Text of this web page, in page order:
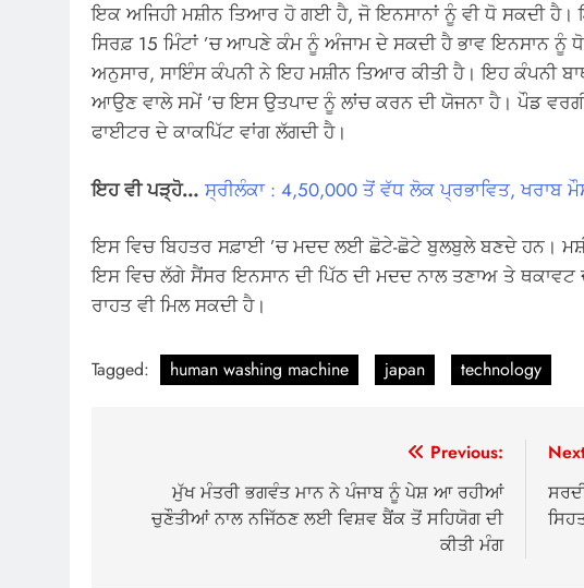
ਇਕ ਅਜਿਹੀ ਮਸ਼ੀਨ ਤਿਆਰ ਹੋ ਗਈ ਹੈ, ਜੋ ਇਨਸਾਨਾਂ ਨੂੰ ਵੀ ਧੋ ਸਕਦੀ
ਸਿਰਫ਼ 15 ਮਿੰਟਾਂ ’ਚ ਆਪਣੇ ਕੰਮ ਨੂੰ ਅੰਜਾਮ ਦੇ ਸਕਦੀ ਹੈ ਭਾਵ ਇਨਸਾਨ ਨੂੰ
ਅਨੁਸਾਰ, ਸਾਇੰਸ ਕੰਪਨੀ ਨੇ ਇਹ ਮਸ਼ੀਨ ਤਿਆਰ ਕੀਤੀ ਹੈ। ਇਹ ਕੰਪਨੀ
ਆਉਣ ਵਾਲੇ ਸਮੇਂ ’ਚ ਇਸ ਉਤਪਾਦ ਨੂੰ ਲਾਂਚ ਕਰਨ ਦੀ ਯੋਜਨਾ ਹੈ। ਪੌਡ
ਫਾਈਟਰ ਦੇ ਕਾਕਪਿੱਟ ਵਾਂਗ ਲੱਗਦੀ ਹੈ।
ਇਹ ਵੀ ਪੜ੍ਹੋ… ਸ੍ਰੀਲੰਕਾ : 4,50,000 ਤੋਂ ਵੱਧ ਲੋਕ ਪ੍ਰਭਾਵਿਤ, ਖਰਾਬ
ਇਸ ਵਿਚ ਬਿਹਤਰ ਸਫ਼ਾਈ ’ਚ ਮਦਦ ਲਈ ਛੋਟੇ-ਛੋਟੇ ਬੁਲਬੁਲੇ ਬਣਦੇ ਹਨ।
ਇਸ ਵਿਚ ਲੱਗੇ ਸੈਂਸਰ ਇਨਸਾਨ ਦੀ ਪਿੱਠ ਦੀ ਮਦਦ ਨਾਲ ਤਣਾਅ ਤੇ ਥਕਾਵਟ
ਰਾਹਤ ਵੀ ਮਿਲ ਸਕਦੀ ਹੈ।
Tagged: human washing machine japan technology
navigation
Previous:
ਮੁੱਖ ਮੰਤਰੀ ਭਗਵੰਤ ਮਾਨ ਨੇ ਪੰਜਾਬ ਨੂੰ ਪੇਸ਼ ਆ ਰਹੀਆਂ
ਚੁਣੌਤੀਆਂ ਨਾਲ ਨਜਿੱਠਣ ਲਈ ਵਿਸ਼ਵ ਬੈਂਕ ਤੋਂ ਸਹਿਯੋਗ ਦੀ
ਕੀਤੀ ਮੰਗ